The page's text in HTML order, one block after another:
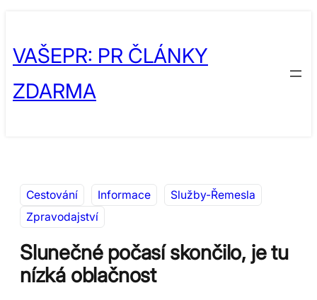
obsah
content
VAŠEPR: PR ČLÁNKY
ZDARMA
Cestování Informace
Služby-Řemesla
Zpravodajství
Slunečné počasí skončilo, je tu
nízká oblačnost